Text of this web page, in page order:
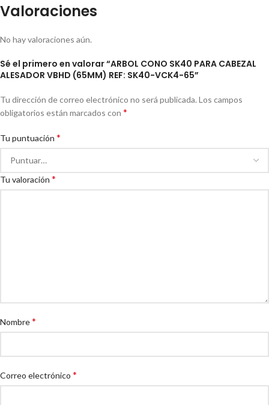
Valoraciones
No hay valoraciones aún.
Sé el primero en valorar “ARBOL CONO SK40 PARA CABEZAL
ALESADOR VBHD (65MM) REF: SK40-VCK4-65”
Tu dirección de correo electrónico no será publicada. Los campos
obligatorios están marcados con *
Tu puntuación *
Tu valoración *
Nombre*
Correo electrónico *